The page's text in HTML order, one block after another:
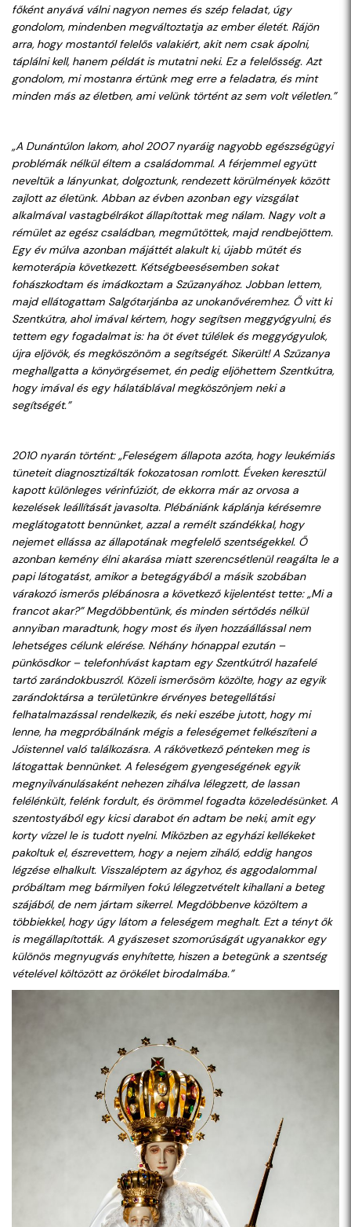
főként anyává válni nagyon nemes és szép feladat, úgy
gondolom, mindenben megváltoztatja az ember életét. Rájön
arra, hogy mostantól felelős valakiért, akit nem csak ápolni,
táplálni kell, hanem példát is mutatni neki. Ez a felelősség. Azt
gondolom, mi mostanra értünk meg erre a feladatra, és mint
minden más az életben, ami velünk történt az sem volt véletlen.”
„A Dunántúlon lakom, ahol 2007 nyaráig nagyobb egészségügyi
problémák nélkül éltem a családommal. A férjemmel együtt
neveltük a lányunkat, dolgoztunk, rendezett körülmények között
zajlott az életünk. Abban az évben azonban egy vizsgálat
alkalmával vastagbélrákot állapítottak meg nálam. Nagy volt a
rémület az egész családban, megműtöttek, majd rendbejöttem.
Egy év múlva azonban májáttét alakult ki, újabb műtét és
kemoterápia következett. Kétségbeesésemben sokat
fohászkodtam és imádkoztam a Szűzanyához. Jobban lettem,
majd ellátogattam Salgótarjánba az unokanővéremhez. Ő vitt ki
Szentkútra, ahol imával kértem, hogy segítsen meggyógyulni, és
tettem egy fogadalmat is: ha öt évet túlélek és meggyógyulok,
újra eljövök, és megköszönöm a segítségét. Sikerült! A Szűzanya
meghallgatta a könyörgésemet, én pedig eljöhettem Szentkútra,
hogy imával és egy hálatáblával megköszönjem neki a
segítségét.”
2010 nyarán történt: „Feleségem állapota azóta, hogy leukémiás
tüneteit diagnosztizálták fokozatosan romlott. Éveken keresztül
kapott különleges vérinfúziót, de ekkorra már az orvosa a
kezelések leállítását javasolta. Plébániánk káplánja kérésemre
meglátogatott bennünket, azzal a remélt szándékkal, hogy
nejemet ellássa az állapotának megfelelő szentségekkel. Ő
azonban kemény élni akarása miatt szerencsétlenül reagálta le a
papi látogatást, amikor a betegágyából a másik szobában
várakozó ismerős plébánosra a következő kijelentést tette: „Mi a
francot akar?” Megdöbbentünk, és minden sértődés nélkül
annyiban maradtunk, hogy most és ilyen hozzáállással nem
lehetséges célunk elérése. Néhány hónappal ezután –
pünkösdkor – telefonhívást kaptam egy Szentkútról hazafelé
tartó zarándokbuszról. Közeli ismerősöm közölte, hogy az egyik
zarándoktársa a területünkre érvényes betegellátási
felhatalmazással rendelkezik, és neki eszébe jutott, hogy mi
lenne, ha megpróbálnánk mégis a feleségemet felkészíteni a
Jóistennel való találkozásra. A rákövetkező pénteken meg is
látogattak bennünket. A feleségem gyengeségének egyik
megnyilvánulásaként nehezen zihálva lélegzett, de lassan
felélénkült, felénk fordult, és örömmel fogadta közeledésünket. A
szentostyából egy kicsi darabot én adtam be neki, amit egy
korty vízzel le is tudott nyelni. Miközben az egyházi kellékeket
pakoltuk el, észrevettem, hogy a nejem ziháló, eddig hangos
légzése elhalkult. Visszaléptem az ágyhoz, és aggodalommal
próbáltam meg bármilyen fokú lélegzetvételt kihallani a beteg
szájából, de nem jártam sikerrel. Megdöbbenve közöltem a
többiekkel, hogy úgy látom a feleségem meghalt. Ezt a tényt ők
is megállapították. A gyászeset szomorúságát ugyanakkor egy
különös megnyugvás enyhítette, hiszen a betegünk a szentség
vételével költözött az örökélet birodalmába.”